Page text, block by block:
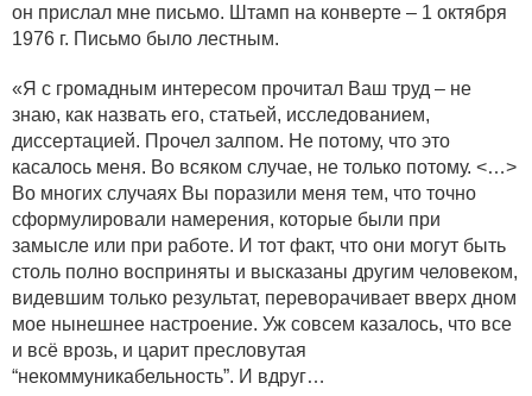
он прислал мне письмо. Штамп на конверте – 1 октября
1976 г. Письмо было лестным.
«Я с громадным интересом прочитал Ваш труд – не
знаю, как назвать его, статьей, исследованием,
диссертацией. Прочел залпом. Не потому, что это
касалось меня. Во всяком случае, не только потому. <…>
Во многих случаях Вы поразили меня тем, что точно
сформулировали намерения, которые были при
замысле или при работе. И тот факт, что они могут быть
столь полно восприняты и высказаны другим человеком,
видевшим только результат, переворачивает вверх дном
мое нынешнее настроение. Уж совсем казалось, что все
и всё врозь, и царит пресловутая
“некоммуникабельность”. И вдруг…